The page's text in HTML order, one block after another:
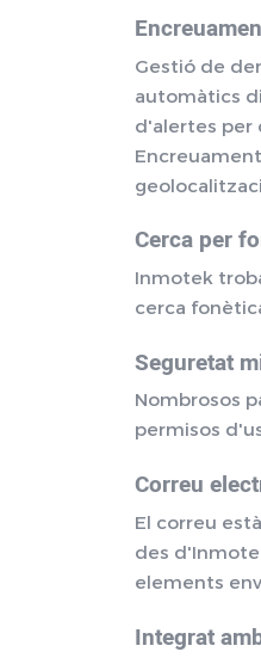
Gestió de
automàtics
d'alertes per
Cerca per
Inmotek
cerca
Seguretat
Nombrosos
permisos
Correu
El correu
des
elements
Integrat